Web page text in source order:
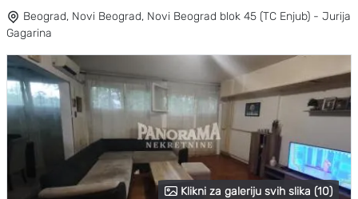
Beograd, Novi Beograd, Novi Beograd blok 45 (TC Enjub) - Jurija
Gagarina
Klikni za galeriju svih slika (10)